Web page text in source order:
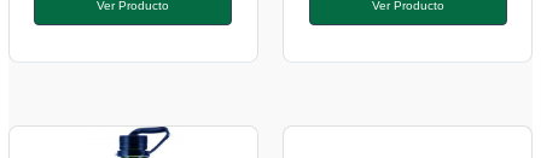
Ver Producto Ver Producto